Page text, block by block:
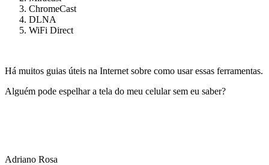
ChromeCast
DLNA
WiFi Direct
Há muitos guias úteis na Internet sobre como usar essas ferramentas.
Alguém pode espelhar a tela do meu celular sem eu saber?
Adriano Rosa